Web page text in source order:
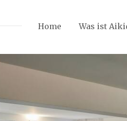
Home Was ist